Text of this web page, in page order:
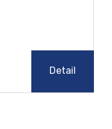
Detail